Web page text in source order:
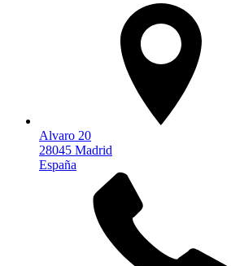
Alvaro 20
28045 Madrid
España